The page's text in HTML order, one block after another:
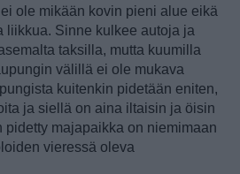
ole mikään kovin pieni alue eikä
liikkua. Sinne kulkee autoja ja
taksilla, mutta kuumilla
välillä ei ole mukava
kuitenkin pidetään eniten,
ja siellä on aina iltaisin ja öisin
pidetty majapaikka on niemimaan
vieressä oleva